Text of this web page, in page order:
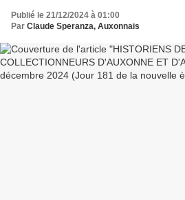
181 de la nouvelle ère de
Publié le 21/12/2024 à 01:00
Par Claude Speranza, Auxonnais